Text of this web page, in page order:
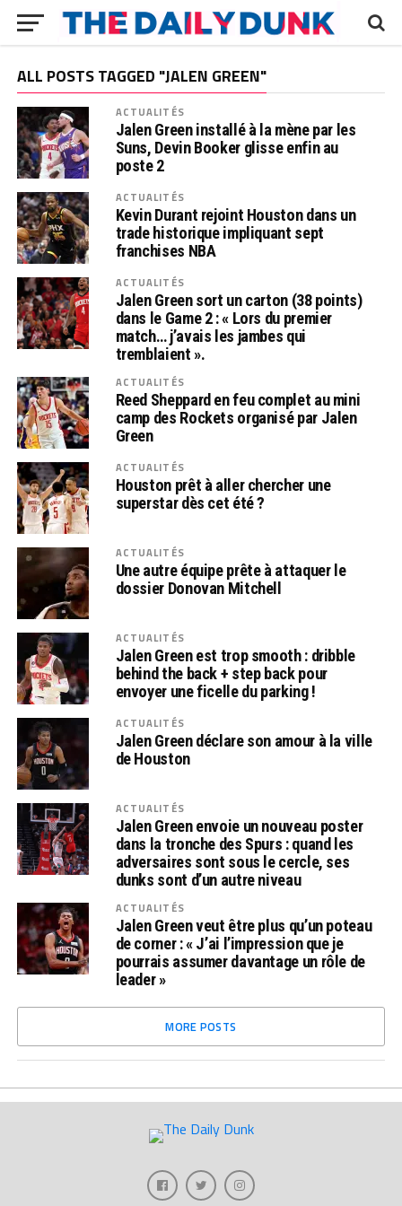
ALL POSTS TAGGED "JALEN GREEN"
ACTUALITÉS
Jalen Green installé à la mène par les
Suns, Devin Booker glisse enfin au
poste 2
ACTUALITÉS
Kevin Durant rejoint Houston dans un
trade historique impliquant sept
franchises NBA
ACTUALITÉS
Jalen Green sort un carton (38 points)
dans le Game 2 : « Lors du premier
match… j’avais les jambes qui
tremblaient ».
ACTUALITÉS
Reed Sheppard en feu complet au mini
camp des Rockets organisé par Jalen
Green
ACTUALITÉS
Houston prêt à aller chercher une
superstar dès cet été ?
ACTUALITÉS
Une autre équipe prête à attaquer le
dossier Donovan Mitchell
ACTUALITÉS
Jalen Green est trop smooth : dribble
behind the back + step back pour
envoyer une ficelle du parking !
ACTUALITÉS
Jalen Green déclare son amour à la ville
de Houston
ACTUALITÉS
Jalen Green envoie un nouveau poster
dans la tronche des Spurs : quand les
adversaires sont sous le cercle, ses
dunks sont d’un autre niveau
ACTUALITÉS
Jalen Green veut être plus qu’un poteau
de corner : « J’ai l’impression que je
pourrais assumer davantage un rôle de
leader »
MORE POSTS